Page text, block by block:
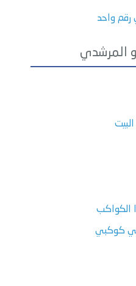
رقم واحد
المرشدي
الكواكب
كوكبي